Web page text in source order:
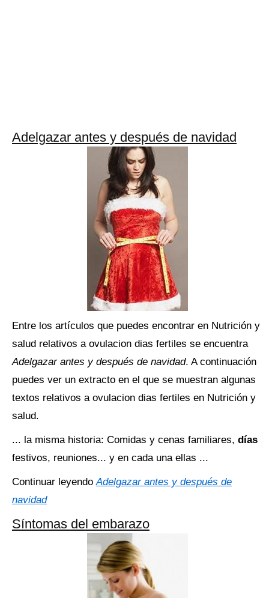
Adelgazar antes y después de navidad
Entre los artículos que puedes encontrar en Nutrición y
salud relativos a ovulacion dias fertiles se encuentra
Adelgazar antes y después de navidad. A continuación
puedes ver un extracto en el que se muestran algunas
textos relativos a ovulacion dias fertiles en Nutrición y
salud.
... la misma historia: Comidas y cenas familiares, días
festivos, reuniones... y en cada una ellas ...
Continuar leyendo Adelgazar antes y después de
navidad
Síntomas del embarazo